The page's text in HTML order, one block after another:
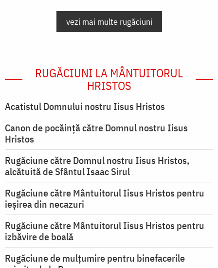
vezi mai multe rugăciuni
RUGĂCIUNI LA MÂNTUITORUL
HRISTOS
Acatistul Domnului nostru Iisus Hristos
Canon de pocăință către Domnul nostru Iisus
Hristos
Rugăciune către Domnul nostru Iisus Hristos,
alcătuită de Sfântul Isaac Sirul
Rugăciune către Mântuitorul Iisus Hristos pentru
ieşirea din necazuri
Rugăciune către Mântuitorul Iisus Hristos pentru
izbăvire de boală
Rugăciune de mulțumire pentru binefacerile